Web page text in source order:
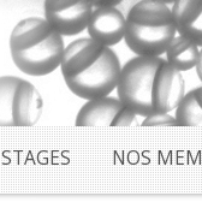
STAGES NOS